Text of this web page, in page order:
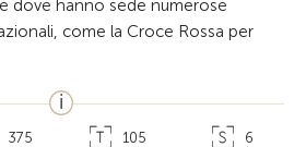
dove hanno sede numerose
come la Croce Rossa per
375 105 6